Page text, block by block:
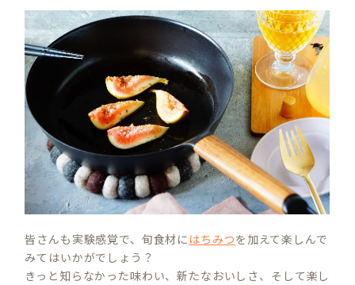
皆さんも実験感覚で、旬食材に はちみつを加えて楽しんで
みてはいかがでしょう？
きっと知らなかった味わい、新たなおいしさ、そして楽し